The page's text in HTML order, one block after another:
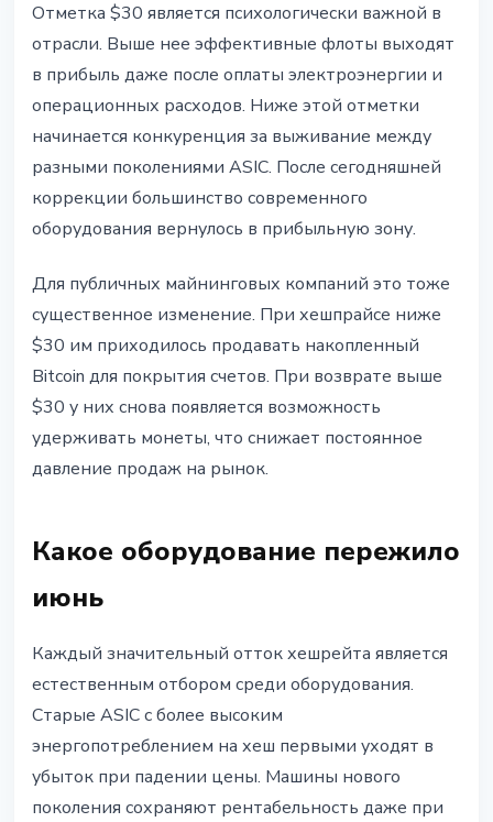
Отметка $30 является психологически важной в
отрасли. Выше нее эффективные флоты выходят
в прибыль даже после оплаты электроэнергии и
операционных расходов. Ниже этой отметки
начинается конкуренция за выживание между
разными поколениями ASIC. После сегодняшней
коррекции большинство современного
оборудования вернулось в прибыльную зону.
Для публичных майнинговых компаний это тоже
существенное изменение. При хешпрайсе ниже
$30 им приходилось продавать накопленный
Bitcoin для покрытия счетов. При возврате выше
$30 у них снова появляется возможность
удерживать монеты, что снижает постоянное
давление продаж на рынок.
Какое оборудование пережило
июнь
Каждый значительный отток хешрейта является
естественным отбором среди оборудования.
Старые ASIC с более высоким
энергопотреблением на хеш первыми уходят в
убыток при падении цены. Машины нового
поколения сохраняют рентабельность даже при